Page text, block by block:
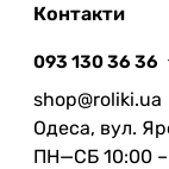
Контакти
093 130 36 36
shop@roliki.ua
Одеса, вул.
ПН—СБ 10:00 –